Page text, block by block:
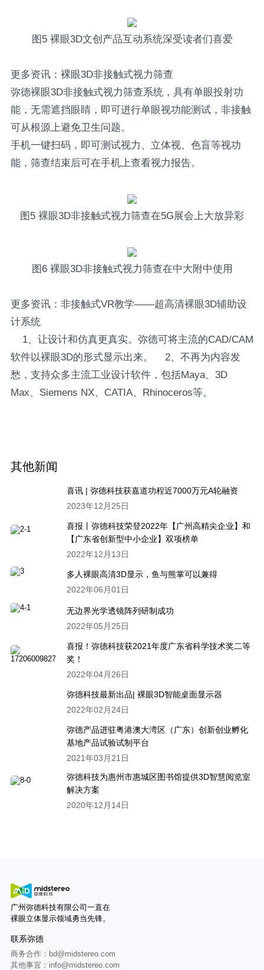
图5 裸眼3D文创产品互动系统深受读者们喜爱
更多资讯：裸眼3D非接触式视力筛查
弥德裸眼3D非接触式视力筛查系统，具有单眼投射功
能，无需遮挡眼睛，即可进行单眼视功能测试，非接触
可从根源上避免卫生问题。
手机一键扫码，即可测试视力、立体视、色盲等视功
能，筛查结束后可在手机上查看视力报告。
图5 裸眼3D非接触式视力筛查在5G展会上大放异彩
图6 裸眼3D非接触式视力筛查在中大附中使用
更多资讯：非接触式VR教学——超高清裸眼3D辅助设
计系统
1、让设计和仿真更真实。弥德可将主流的CAD/CAM
软件以裸眼3D的形式显示出来。 2、不再为内容发
愁，支持众多主流工业设计软件，包括Maya、3D
Max、Siemens NX、CATIA、Rhinoceros等。
其他新闻
喜讯 | 弥德科技获嘉道功程近7000万元A轮融资
2023年12月25日
喜报丨弥德科技荣登2022年【广州高精尖企业】和
【广东省创新型中小企业】双项榜单
2022年12月13日
多人裸眼高清3D显示，鱼与熊掌可以兼得
2022年06月01日
无边界光学透镜阵列研制成功
2022年05月25日
喜报！弥德科技获2021年度广东省科学技术奖二等
奖！
2022年04月26日
弥德科技最新出品| 裸眼3D智能桌面显示器
2022年02月24日
弥德产品进驻粤港澳大湾区（广东）创新创业孵化
基地产品试验试制平台
2021年03月21日
弥德科技为惠州市惠城区图书馆提供3D智慧阅览室
解决方案
2020年12月14日
广州弥德科技有限公司一直在
裸眼立体显示领域勇当先锋。
联系弥德
商务合作：bd@midstereo.com
其他事宜：info@midstereo.com